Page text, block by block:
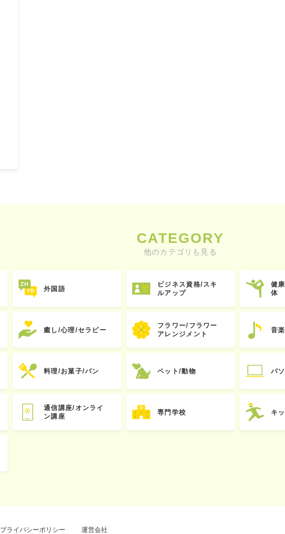
CATEGORY
他のカテゴリも見る
外国語
ビジネス資格/スキ
ルアップ
健
体
癒し/心理/セラピー
フラワー/フラワー
アレンジメント
音
料理/お菓子/パン ペット/動物 パ
通信講座/オンライ
ン講座
専門学校 キ
プライバシーポリシー 運営会社